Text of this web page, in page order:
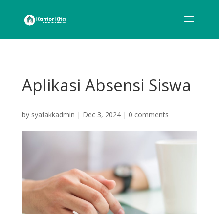
Aplikasi Absensi Siswa
by syafakkadmin | Dec 3, 2024| 0 comments